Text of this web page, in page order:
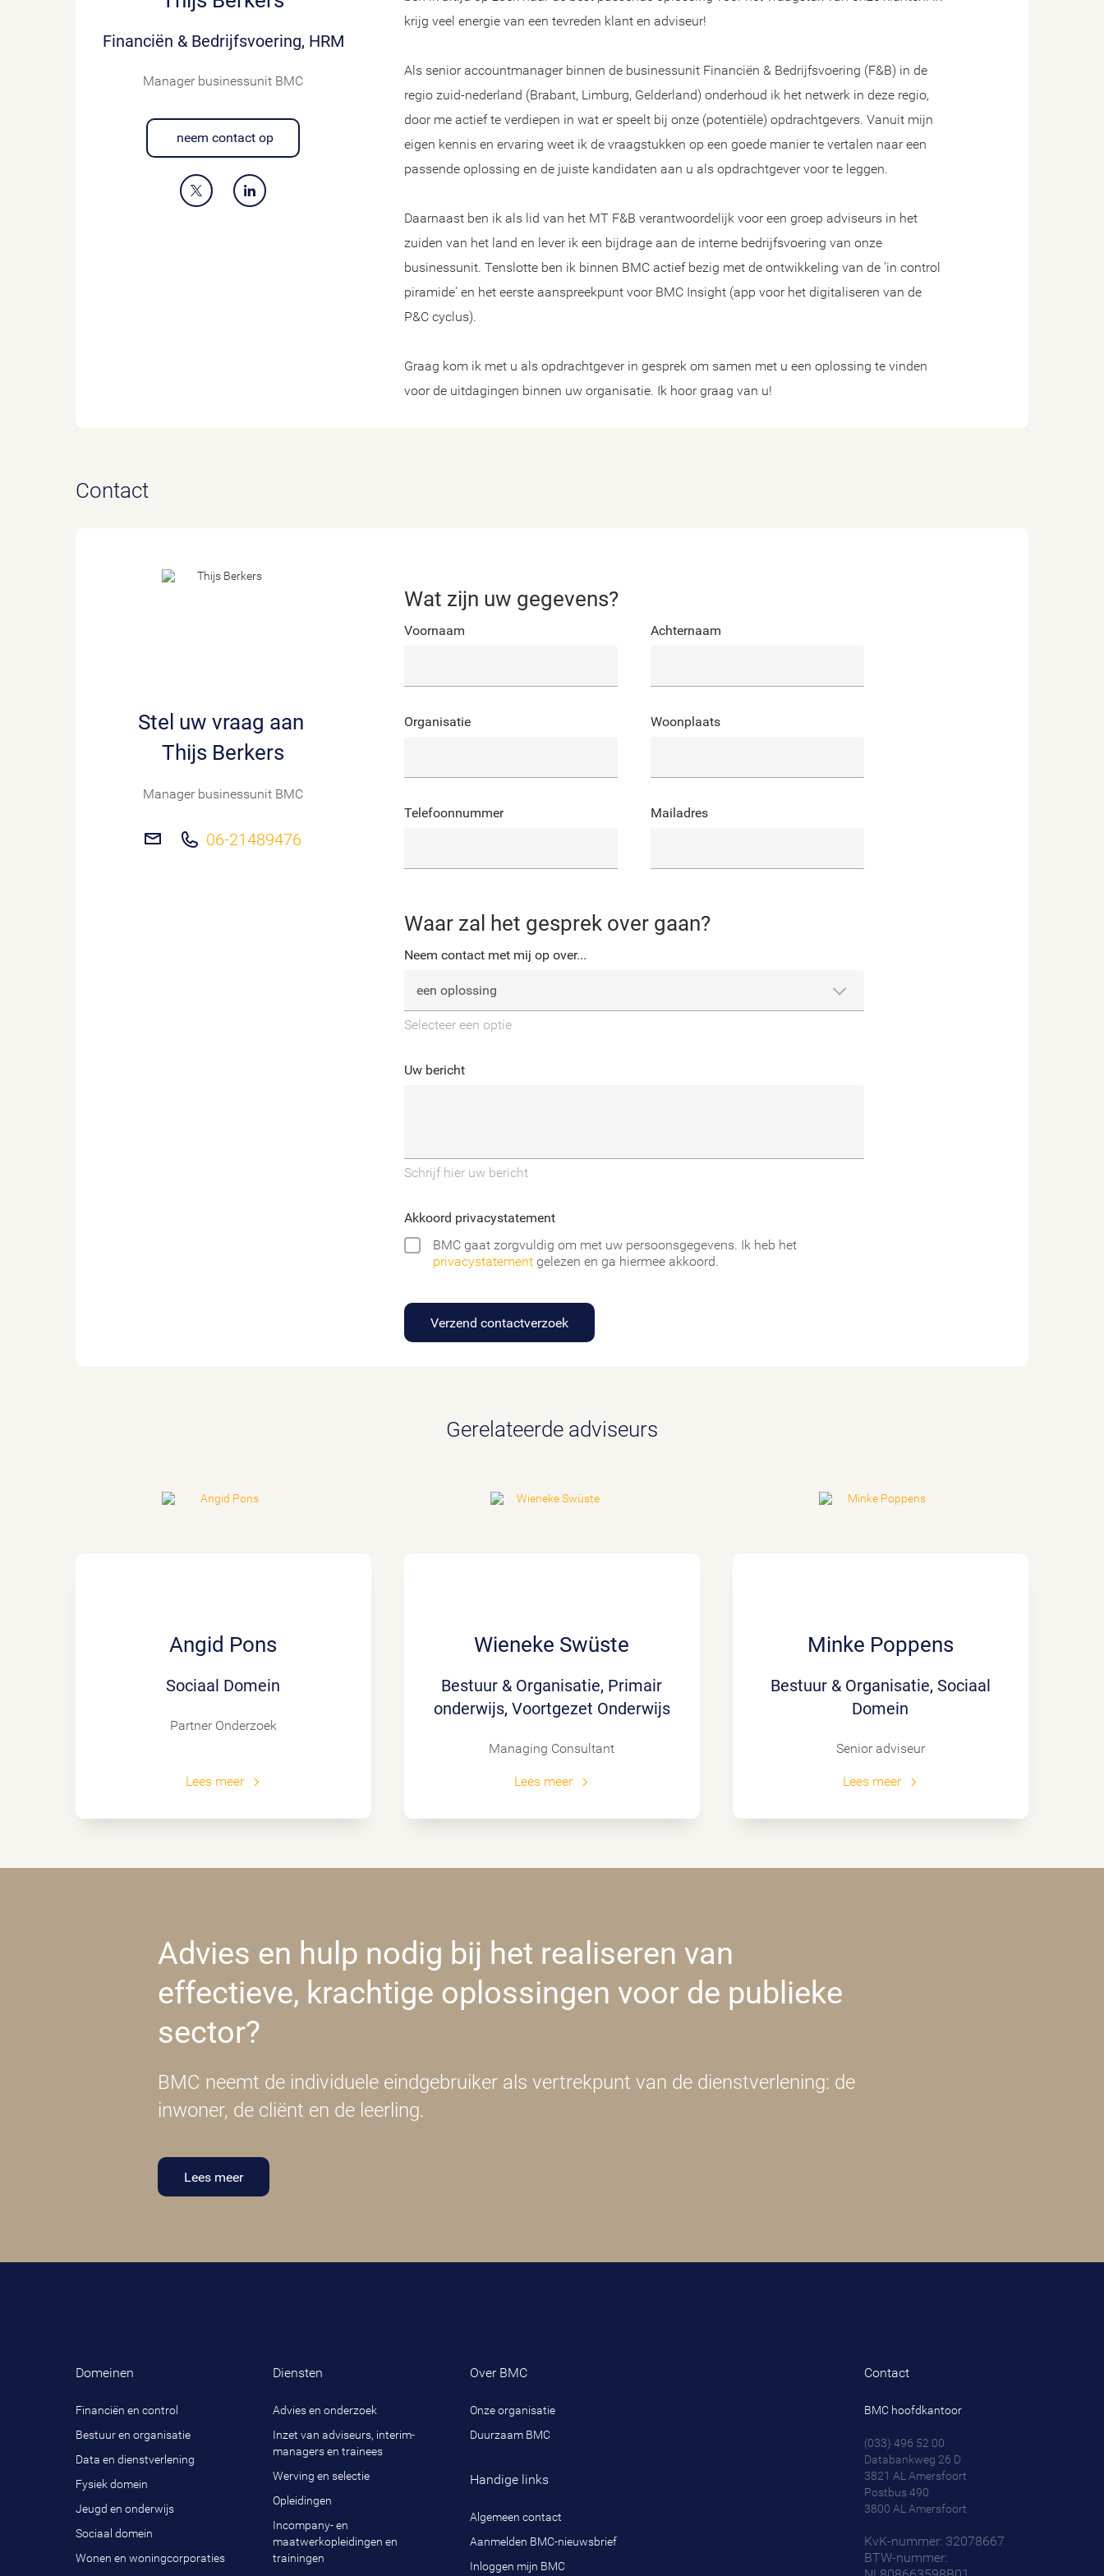
Financiën & Bedrijfsvoering, HRM
Manager businessunit BMC
neem contact op
krijg veel energie van een tevreden klant en adviseur!
Als senior accountmanager binnen de businessunit Financiën & Bedrijfsvoering (F&B) in de
regio zuid-nederland (Brabant, Limburg, Gelderland) onderhoud ik het netwerk in deze regio,
door me actief te verdiepen in wat er speelt bij onze (potentiële) opdrachtgevers. Vanuit mijn
eigen kennis en ervaring weet ik de vraagstukken op een goede manier te vertalen naar een
passende oplossing en de juiste kandidaten aan u als opdrachtgever voor te leggen.
Daarnaast ben ik als lid van het MT F&B verantwoordelijk voor een groep adviseurs in het
zuiden van het land en lever ik een bijdrage aan de interne bedrijfsvoering van onze
businessunit. Tenslotte ben ik binnen BMC actief bezig met de ontwikkeling van de 'in control
piramide' en het eerste aanspreekpunt voor BMC Insight (app voor het digitaliseren van de
P&C cyclus).
Graag kom ik met u als opdrachtgever in gesprek om samen met u een oplossing te vinden
voor de uitdagingen binnen uw organisatie. Ik hoor graag van u!
Contact
Stel uw vraag aan
Thijs Berkers
Manager businessunit BMC
06-21489476
Wat zijn uw gegevens?
Voornaam Achternaam
Organisatie Woonplaats
Telefoonnummer Mailadres
Waar zal het gesprek over gaan?
Neem contact met mij op over...
Selecteer een optie
Uw bericht
Schrijf hier uw bericht
Akkoord privacystatement
BMC gaat zorgvuldig om met uw persoonsgegevens. Ik heb het
privacystatementgelezen en ga hiermee akkoord.
Verzend contactverzoek
Gerelateerde adviseurs
Angid Pons
Sociaal Domein
Partner Onderzoek
Lees meer
Wieneke Swüste
Bestuur & Organisatie, Primair
onderwijs, Voortgezet Onderwijs
Managing Consultant
Lees meer
Minke Poppens
Bestuur & Organisatie, Sociaal
Domein
Senior adviseur
Lees meer
Advies en hulp nodig bij het realiseren van
effectieve, krachtige oplossingen voor de publieke
sector?
BMC neemt de individuele eindgebruiker als vertrekpunt van de dienstverlening: de
inwoner, de cliënt en de leerling.
Lees meer
Domeinen
Financiën en control
Bestuur en organisatie
Data en dienstverlening
Fysiek domein
Jeugd en onderwijs
Sociaal domein
Wonen en woningcorporaties
Diensten
Advies en onderzoek
Inzet van adviseurs, interim-
managers en trainees
Werving en selectie
Opleidingen
Incompany- en
maatwerkopleidingen en
trainingen
Over BMC
Onze organisatie
Duurzaam BMC
Handige links
Algemeen contact
Aanmelden BMC-nieuwsbrief
Inloggen mijn BMC
Contact
BMC hoofdkantoor
(033) 496 52 00
Databankweg 26 D
3821 AL Amersfoort
Postbus 490
3800 AL Amersfoort
KvK-nummer: 32078667
BTW-nummer: